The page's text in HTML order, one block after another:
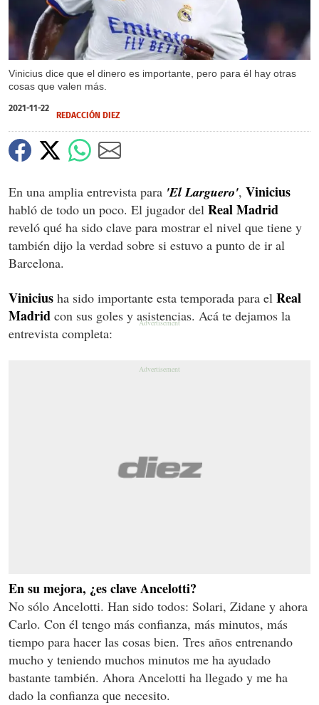
Vinicius dice que el dinero es importante, pero para él hay otras
cosas que valen más.
2021-11-22
REDACCIÓN DIEZ
En una amplia entrevista para 'El Larguero', Vinicius
habló de todo un poco. El jugador del Real Madrid
reveló qué ha sido clave para mostrar el nivel que tiene y
también dijo la verdad sobre si estuvo a punto de ir al
Barcelona.
Vinicius ha sido importante esta temporada para el Real
Madrid con sus goles y asistencias. Acá te dejamos la
entrevista completa:
En su mejora, ¿es clave Ancelotti?
No sólo Ancelotti. Han sido todos: Solari, Zidane y ahora
Carlo. Con él tengo más confianza, más minutos, más
tiempo para hacer las cosas bien. Tres años entrenando
mucho y teniendo muchos minutos me ha ayudado
bastante también. Ahora Ancelotti ha llegado y me ha
dado la confianza que necesito.